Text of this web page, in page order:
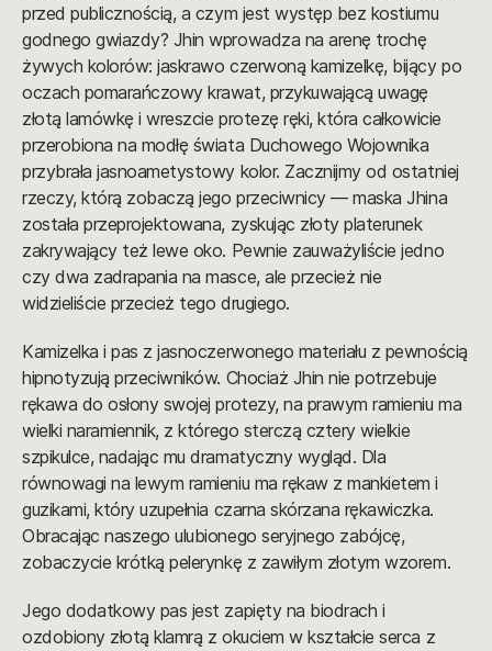
przed publicznością, a czym jest występ bez kostiumu
godnego gwiazdy? Jhin wprowadza na arenę trochę
żywych kolorów: jaskrawo czerwoną kamizelkę, bijący po
oczach pomarańczowy krawat, przykuwającą uwagę
złotą lamówkę i wreszcie protezę ręki, która całkowicie
przerobiona na modłę świata Duchowego Wojownika
przybrała jasnoametystowy kolor. Zacznijmy od ostatniej
rzeczy, którą zobaczą jego przeciwnicy — maska Jhina
została przeprojektowana, zyskując złoty platerunek
zakrywający też lewe oko. Pewnie zauważyliście jedno
czy dwa zadrapania na masce, ale przecież nie
widzieliście przecież tego drugiego.
Kamizelka i pas z jasnoczerwonego materiału z pewnością
hipnotyzują przeciwników. Chociaż Jhin nie potrzebuje
rękawa do osłony swojej protezy, na prawym ramieniu ma
wielki naramiennik, z którego sterczą cztery wielkie
szpikulce, nadając mu dramatyczny wygląd. Dla
równowagi na lewym ramieniu ma rękaw z mankietem i
guzikami, który uzupełnia czarna skórzana rękawiczka.
Obracając naszego ulubionego seryjnego zabójcę,
zobaczycie krótką pelerynkę z zawiłym złotym wzorem.
Jego dodatkowy pas jest zapięty na biodrach i
ozdobiony złotą klamrą z okuciem w kształcie serca z